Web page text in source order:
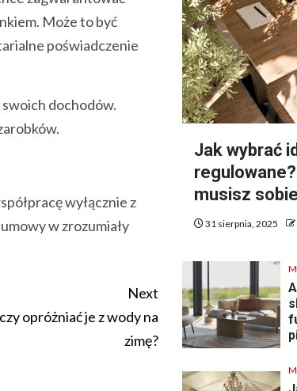
Może to być
poświadczenie
swoich dochodów.
wyłącznie z
w zrozumiały
Next
opróżniać je z wody na
zimę?
Jak wybrać
musisz
31 sierpnia, 2025